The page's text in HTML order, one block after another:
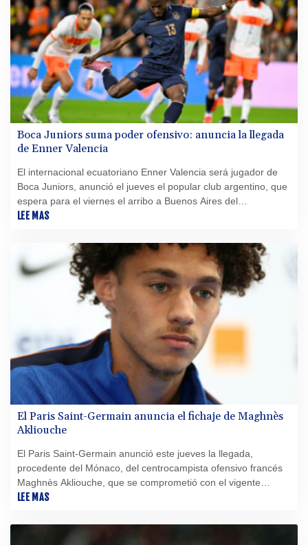
Boca Juniors suma poder ofensivo: anuncia la llegada
de Enner Valencia
El internacional ecuatoriano Enner Valencia será jugador de
Boca Juniors, anunció el jueves el popular club argentino, que
espera para el viernes el arribo a Buenos Aires del
experimentado delantero.
LEE MAS
El Paris Saint-Germain anuncia el fichaje de Maghnès
Akliouche
El Paris Saint-Germain anunció este jueves la llegada,
procedente del Mónaco, del centrocampista ofensivo francés
Maghnès Akliouche, que se comprometió con el vigente
bicampeón europeo hasta 2031.
LEE MAS